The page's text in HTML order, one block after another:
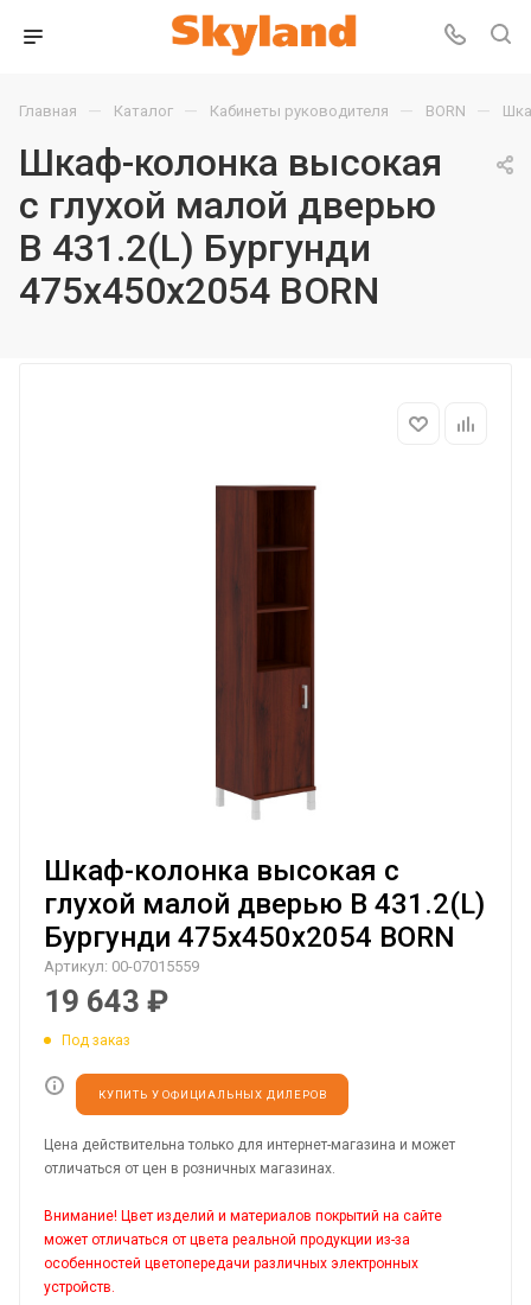
Главная — Каталог — Кабинеты руководителя — BORN —
Шкаф-колонка высокая
с глухой малой дверью
B 431.2(L) Бургунди
475х450х2054 BORN
Шкаф-колонка высокая с
глухой малой дверью B 431.2(L)
Бургунди 475х450х2054 BORN
Артикул: 00-07015559
19 643 ₽
Под заказ
КУПИТЬ У ОФИЦИАЛЬНЫХ ДИЛЕРОВ
Цена действительна только для интернет-магазина и может
отличаться от цен в розничных магазинах.
Внимание! Цвет изделий и материалов покрытий на сайте
может отличаться от цвета реальной продукции из-за
особенностей цветопередачи различных электронных
устройств.